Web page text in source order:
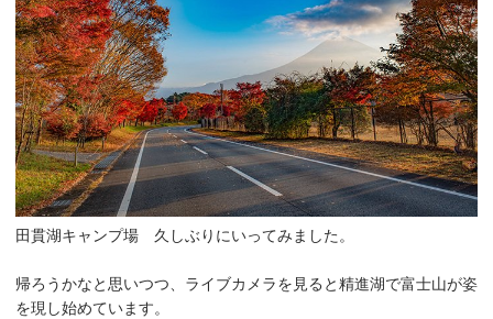
田貫湖キャンプ場 久しぶりにいってみました。
帰ろうかなと思いつつ、ライブカメラを見ると精進湖で富士山が姿
を現し始めています。